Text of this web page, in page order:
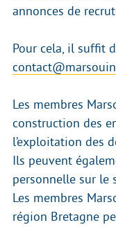
annonces de
Pour cela, il suffit
Les membres
construction des
l’exploitation des
Ils peuvent
personnelle sur le
Les membres
région Bretagne